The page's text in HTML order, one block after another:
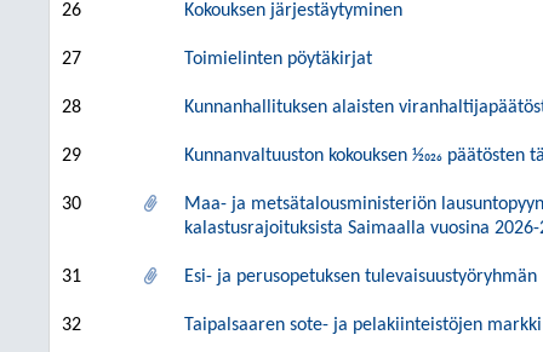
26 Kokouksen järjestäytyminen
27 Toimielinten pöytäkirjat
28 Kunnanhallituksen alaisten
29 Kunnanvaltuuston kokouksen 1⁄2026
30
Maa- ja metsätalousministeriön
kalastusrajoituksista Saimaalla vuosina 2026-
31 Esi- ja perusopetuksen
32 Taipalsaaren sote- ja pelakiinteistöjen